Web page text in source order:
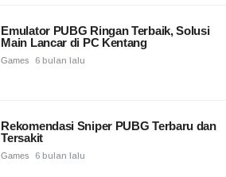
Emulator PUBG Ringan Terbaik, Solusi
Main Lancar di PC Kentang
Games 6 bulan lalu
Rekomendasi Sniper PUBG Terbaru dan
Tersakit
Games 6 bulan lalu